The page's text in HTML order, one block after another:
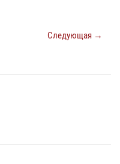
Следующая →